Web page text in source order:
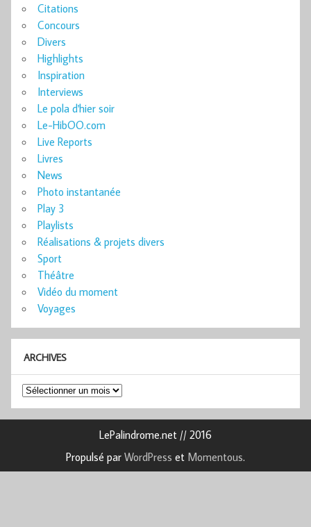
Citations
Concours
Divers
Highlights
Inspiration
Interviews
Le pola d'hier soir
Le-HibOO.com
Live Reports
Livres
News
Photo instantanée
Play 3
Playlists
Réalisations & projets divers
Sport
Théâtre
Vidéo du moment
Voyages
ARCHIVES
Archives
LePalindrome.net // 2016
Propulsé par WordPress et Momentous.